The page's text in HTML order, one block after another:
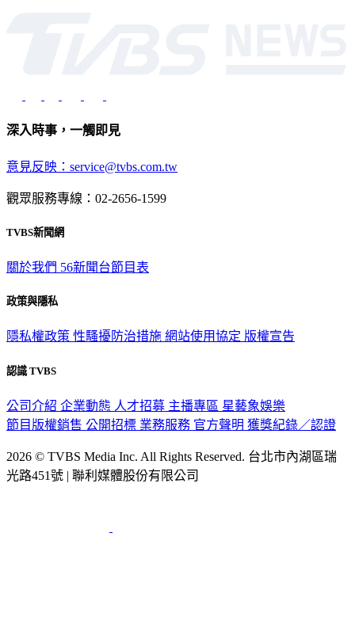
深入時事，一觸即見
意見反映：service@tvbs.com.tw
觀眾服務專線：02-2656-1599
TVBS新聞網
關於我們 56新聞台節目表
政策與隱私
隱私權政策 性騷擾防治措施 網站使用協定 版權宣告
認識 TVBS
公司介紹 企業動態 人才招募 主播專區 星藝象娛樂
節目版權銷售 公開招標 業務服務 官方聲明 獲獎紀錄／認證
2026 © TVBS Media Inc. All Rights Reserved. 台北市內湖區瑞
光路451號 | 聯利媒體股份有限公司